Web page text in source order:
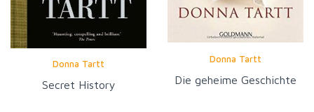
Donna Tartt
Secret History
Donna Tartt
Die geheime Geschichte